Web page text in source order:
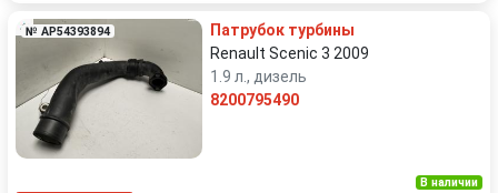
№ AP54393894
Патрубок турбины
Renault Scenic 3 2009
1.9 л., дизель
8200795490
В наличии